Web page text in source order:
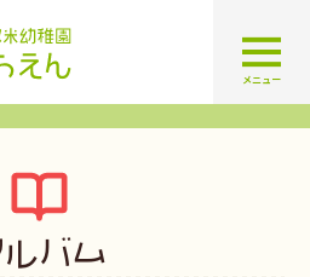
認定こども園 学校法人久米幼
メニュー
ルバム